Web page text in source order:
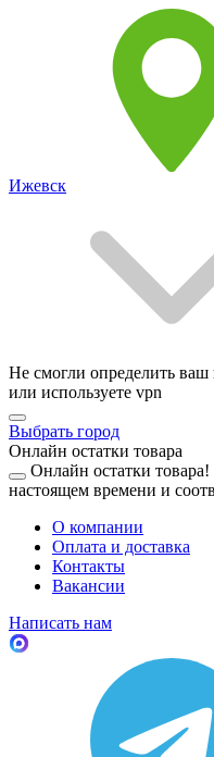
Ижевск
Не смогли определить
или используете vpn
Выбрать город
Онлайн остатки товара
Онлайн остатки товара!
настоящем времени и
О компании
Оплата и доставка
Контакты
Вакансии
Написать нам